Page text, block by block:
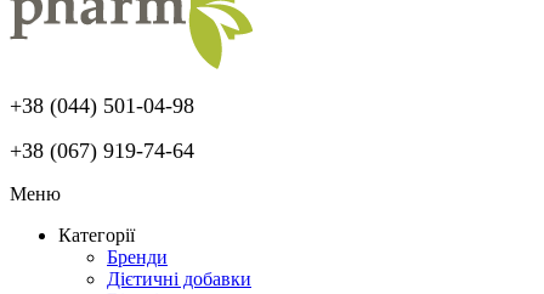
+38 (044) 501-04-98
+38 (067) 919-74-64
Меню
Категорії
Бренди
Дієтичні добавки